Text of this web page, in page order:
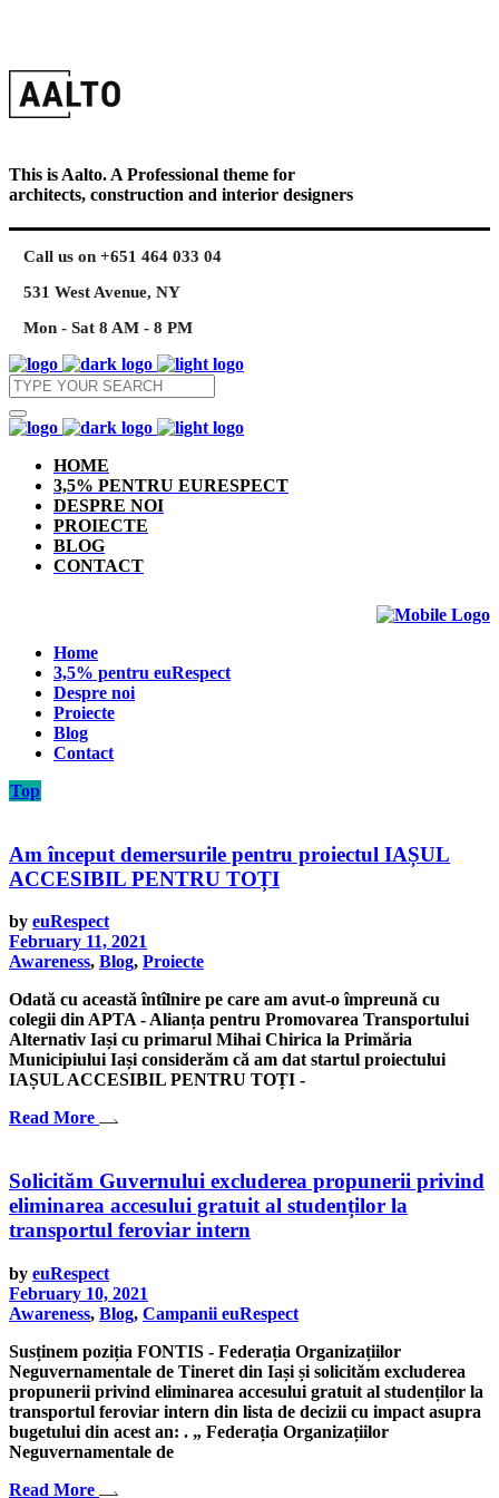
This is Aalto. A Professional theme for
architects, construction and interior designers
Call us on +651 464 033 04
531 West Avenue, NY
Mon - Sat 8 AM - 8 PM
HOME
3,5% PENTRU EURESPECT
DESPRE NOI
PROIECTE
BLOG
CONTACT
Home
3,5% pentru euRespect
Despre noi
Proiecte
Blog
Contact
Top
Am început demersurile pentru proiectul IAȘUL
ACCESIBIL PENTRU TOȚI
by euRespect
February 11, 2021
Awareness, Blog, Proiecte
Odată cu această întîlnire pe care am avut-o împreună cu
colegii din APTA - Alianța pentru Promovarea Transportului
Alternativ Iași cu primarul Mihai Chirica la Primăria
Municipiului Iași considerăm că am dat startul proiectului
IAȘUL ACCESIBIL PENTRU TOȚI -
Read More
Solicităm Guvernului excluderea propunerii privind
eliminarea accesului gratuit al studenților la
transportul feroviar intern
by euRespect
February 10, 2021
Awareness, Blog, Campanii euRespect
Susținem poziția FONTIS - Federația Organizațiilor
Neguvernamentale de Tineret din Iași și solicităm excluderea
propunerii privind eliminarea accesului gratuit al studenților la
transportul feroviar intern din lista de decizii cu impact asupra
bugetului din acest an: . „ Federația Organizațiilor
Neguvernamentale de
Read More